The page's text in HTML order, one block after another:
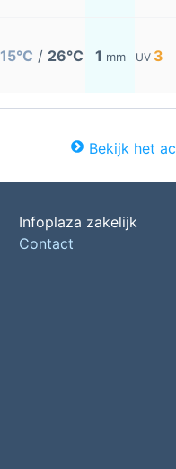
15°C / 26°C 1 mm UV 3
Bekijk het
Infoplaza zakelijk
Contact